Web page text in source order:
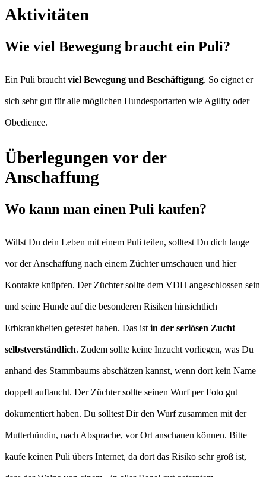
Aktivitäten
Wie viel Bewegung braucht ein Puli?
Ein Puli braucht viel Bewegung und Beschäftigung. So eignet er
sich sehr gut für alle möglichen Hundesportarten wie Agility oder
Obedience.
Überlegungen vor der
Anschaffung
Wo kann man einen Puli kaufen?
Willst Du dein Leben mit einem Puli teilen, solltest Du dich lange
vor der Anschaffung nach einem Züchter umschauen und hier
Kontakte knüpfen. Der Züchter sollte dem VDH angeschlossen sein
und seine Hunde auf die besonderen Risiken hinsichtlich
Erbkrankheiten getestet haben. Das ist in der seriösen Zucht
selbstverständlich. Zudem sollte keine Inzucht vorliegen, was Du
anhand des Stammbaums abschätzen kannst, wenn dort kein Name
doppelt auftaucht. Der Züchter sollte seinen Wurf per Foto gut
dokumentiert haben. Du solltest Dir den Wurf zusammen mit der
Mutterhündin, nach Absprache, vor Ort anschauen können. Bitte
kaufe keinen Puli übers Internet, da dort das Risiko sehr groß ist,